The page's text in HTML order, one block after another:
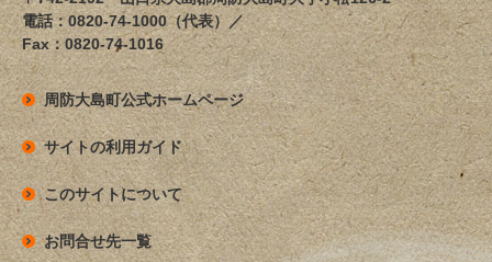
電話：0820-74-1000（代表）／
Fax：0820-74-1016
周防大島町公式ホームページ
サイトの利用ガイド
このサイトについて
お問合せ先一覧